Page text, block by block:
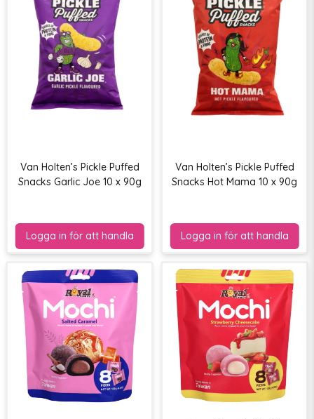
Van Holten’s Pickle Puffed
Snacks Garlic Joe 10 x 90g
Van Holten’s Pickle Puffed
Snacks Hot Mama 10 x 90g